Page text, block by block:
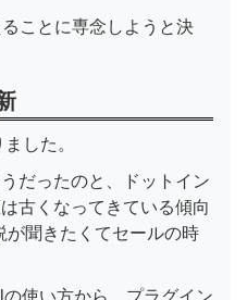
ことに専念しようと決
した。
だったのと、ドットイン
古くなってきている傾向
が聞きたくてセールの時
使い方から、プラグイン